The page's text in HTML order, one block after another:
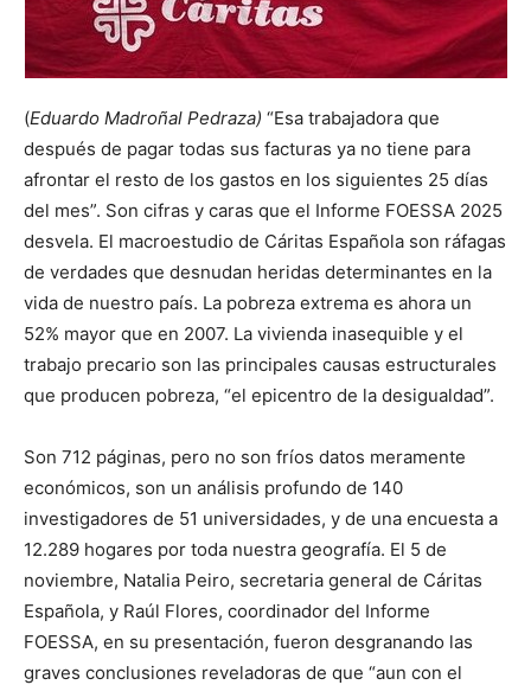
(Eduardo Madroñal Pedraza) “Esa trabajadora que
después de pagar todas sus facturas ya no tiene para
afrontar el resto de los gastos en los siguientes 25 días
del mes”. Son cifras y caras que el Informe FOESSA 2025
desvela. El macroestudio de Cáritas Española son ráfagas
de verdades que desnudan heridas determinantes en la
vida de nuestro país. La pobreza extrema es ahora un
52% mayor que en 2007. La vivienda inasequible y el
trabajo precario son las principales causas estructurales
que producen pobreza, “el epicentro de la desigualdad”.
Son 712 páginas, pero no son fríos datos meramente
económicos, son un análisis profundo de 140
investigadores de 51 universidades, y de una encuesta a
12.289 hogares por toda nuestra geografía. El 5 de
noviembre, Natalia Peiro, secretaria general de Cáritas
Española, y Raúl Flores, coordinador del Informe
FOESSA, en su presentación, fueron desgranando las
graves conclusiones reveladoras de que “aun con el